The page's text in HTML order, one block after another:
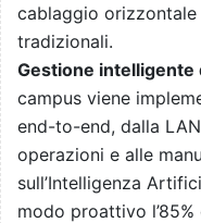
cablaggio
tradizionali.
Gestione intelligente
campus viene
end-to-end, dalla
operazioni e alle
sull’Intelligenza
modo proattivo